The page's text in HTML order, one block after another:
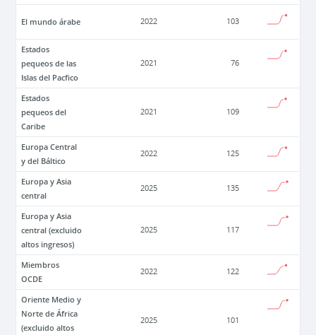
El mundo árabe 2022 103
Estados
pequeos de las
Islas del Pacfico
2021 76
Estados
pequeos del
Caribe
2021 109
Europa Central
y del Báltico
2022 125
Europa y Asia
central
2025 135
Europa y Asia
central (excluido
altos ingresos)
2025 117
Miembros
OCDE
2022 122
Oriente Medio y
Norte de África
(excluido altos
2025 101